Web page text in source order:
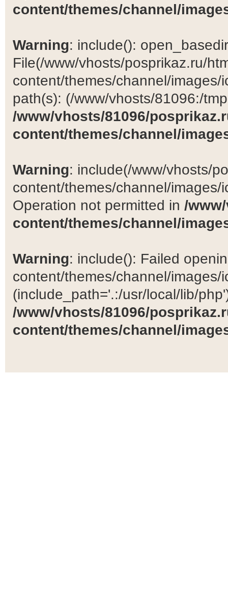
content/themes/channel/
Warning: include():
File(/www/vhosts/posprikaz.ru/
content/themes/channel/
path(s): (/www/vhosts/81096:/
/www/vhosts/81096/
content/themes/channel/
Warning: include(/www/vhosts/
content/themes/channel/
Operation not permitted in /
content/themes/channel/
Warning: include(): Failed
content/themes/channel/images/
(include_path='.:/usr/local/lib/
/www/vhosts/81096/
content/themes/channel/